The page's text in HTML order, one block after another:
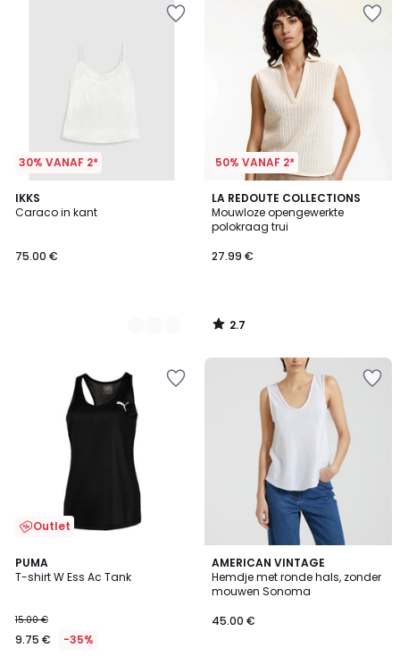
30% VANAF 2*
IKKS
Caraco in kant
75.00 €
2
Kleuren
50% VANAF 2*
LA REDOUTE COLLECTIONS
Mouwloze opengewerkte
polokraag trui
27.99 €
2.7
/ 5
2.7
/
Outlet
PUMA
T-shirt W Ess Ac Tank
15.00 €
9.75 € -35%
5
/
AMERICAN VINTAGE
Hemdje met ronde hals, zonder
mouwen Sonoma
45.00 €
5
/
5
2
Kleuren